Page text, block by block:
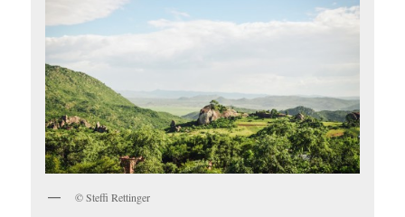
© Steffi Rettinger